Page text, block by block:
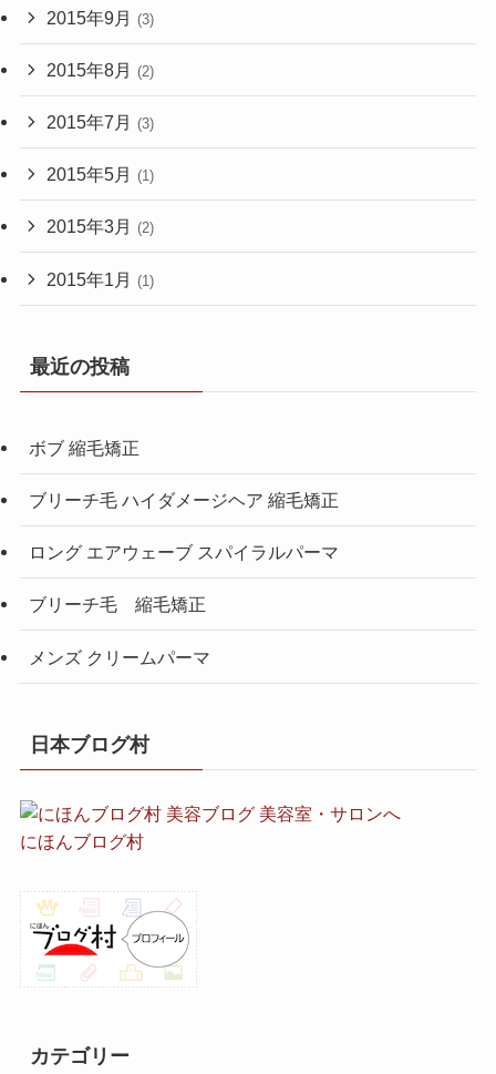
2015年9月 (3)
2015年8月 (2)
2015年7月 (3)
2015年5月 (1)
2015年3月 (2)
2015年1月 (1)
最近の投稿
ボブ 縮毛矯正
ブリーチ毛 ハイダメージヘア 縮毛矯正
ロング エアウェーブ スパイラルパーマ
ブリーチ毛 縮毛矯正
メンズ クリームパーマ
日本ブログ村
にほんブログ村
カテゴリー